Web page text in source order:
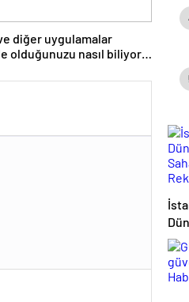
diğer uygulamalar
olduğunuzu nasıl biliyor?